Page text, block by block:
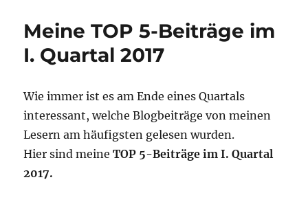
Beiträge
I.
Meine TOP 5-Beiträge im
I. Quartal 2017
Wie immer ist es am Ende eines Quartals
interessant, welche Blogbeiträge von meinen
Lesern am häufigsten gelesen wurden.
Hier sind meineTOP 5-Beiträge im I. Quartal
2017.